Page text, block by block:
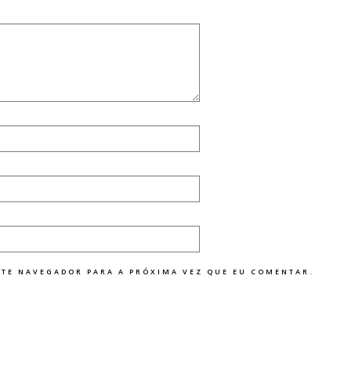
NAVEGADOR PARA A PRÓXIMA VEZ QUE EU COMENTAR.